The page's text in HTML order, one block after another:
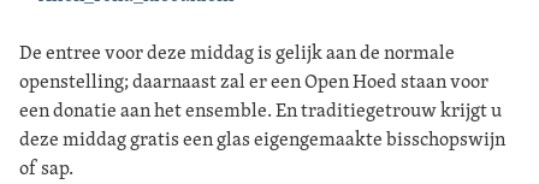
De entree voor deze middag is gelijk aan de normale
openstelling; daarnaast zal er een Open Hoed staan voor
een donatie aan het ensemble. En traditiegetrouw krijgt u
deze middag gratis een glas eigengemaakte bisschopswijn
of sap.